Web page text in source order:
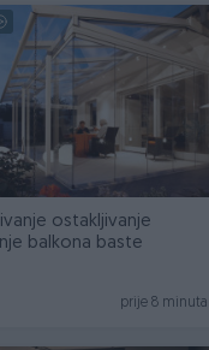
ostakljivanje
balkona baste
prije 8 minuta